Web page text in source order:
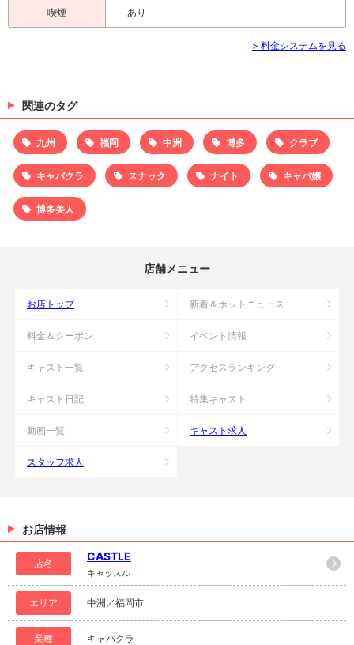
喫煙 あり
> 料金システムを見る
関連のタグ
九州 福岡 中洲 博多 クラブ
キャバクラ スナック ナイト キャバ嬢
博多美人
店舗メニュー
お店トップ 新着＆ホットニュース
料金＆クーポン イベント情報
キャスト一覧 アクセスランキング
キャスト日記 特集キャスト
動画一覧 キャスト求人
スタッフ求人
お店情報
店名
CASTLE
キャッスル
エリア 中洲／福岡市
業種 キャバクラ